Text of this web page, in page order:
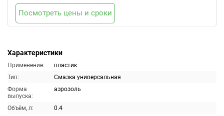
Характеристики
Применение:
пластик
Тип:
Смазка универсальная
Форма
выпуска:
аэрозоль
Объём, л:
0.4
Посмотреть цены и сроки